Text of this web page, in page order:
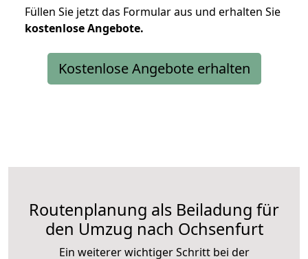
Füllen Sie jetzt das Formular aus und erhalten Sie
kostenloseAngebote.
Kostenlose Angebote erhalten
Routenplanung als Beiladung für
den Umzug nach Ochsenfurt
Ein weiterer wichtiger Schritt bei der